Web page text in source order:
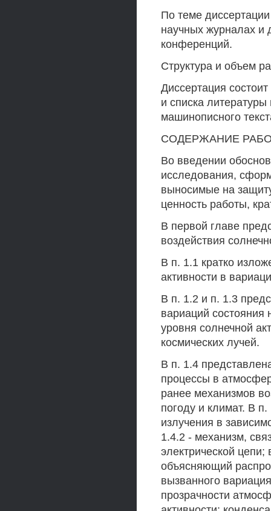
По теме
научных журналах и
конференций.
Структура и объем
Диссертация
и списка
машинописного
СОДЕРЖАНИЕ
Во введении
исследования,
выносимые на
ценность работы,
В первой главе
воздействия
В п. 1.1 кратко
активности в
В п. 1.2 и п. 1.3
вариаций
уровня солнечной
космических лучей.
В п. 1.4
процессы в
ранее механизмов
погоду и климат. В
излучения в
1.4.2 - механизм,
электрической
объясняющий
вызванного
прозрачности